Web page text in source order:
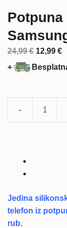
24,99€ Izvorna
cijena
24,99 €.
12,99 €
+
Jedina
telefon iz
rub.